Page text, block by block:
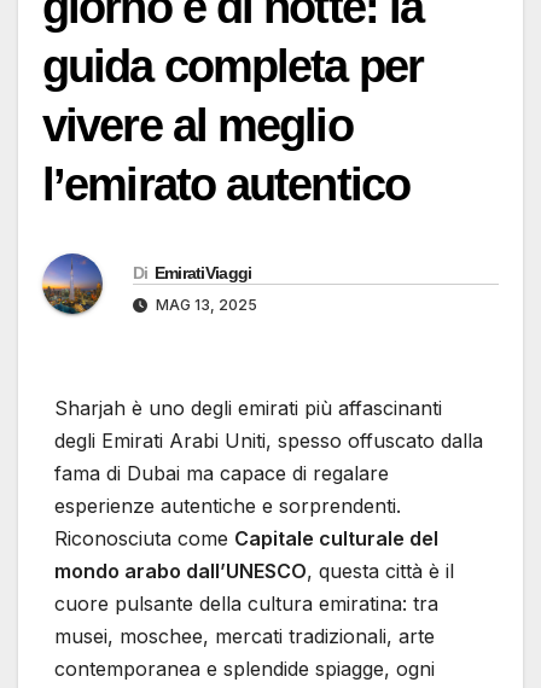
guida completa per
vivere al meglio
l’emirato autentico
Di EmiratiViaggi
MAG 13, 2025
Sharjah è uno degli emirati più affascinanti
degli Emirati Arabi Uniti, spesso offuscato dalla
fama di Dubai ma capace di regalare
esperienze autentiche e sorprendenti.
Riconosciuta come Capitale culturale del
mondo arabo dall’UNESCO, questa città è il
cuore pulsante della cultura emiratina: tra
musei, moschee, mercati tradizionali, arte
contemporanea e splendide spiagge, ogni